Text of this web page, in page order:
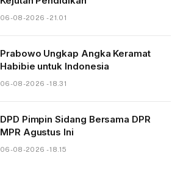
06-08-2026 - 21.01
Prabowo Ungkap Angka Keramat
Habibie untuk Indonesia
06-08-2026 - 18.31
DPD Pimpin Sidang Bersama DPR
MPR Agustus Ini
06-08-2026 - 18.15